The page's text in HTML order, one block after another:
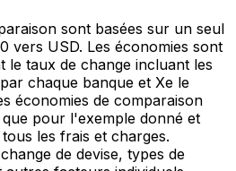
sont basées sur un seul
vers USD. Les économies sont
le taux de change incluant les
chaque banque et Xe le
économies de comparaison
pour l'exemple donné et
les frais et charges.
de devise, types de